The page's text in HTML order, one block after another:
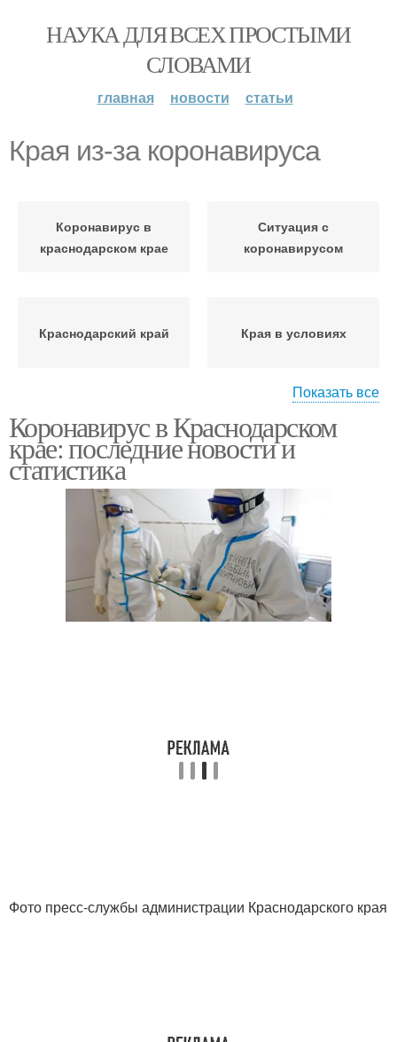
НАУКА ДЛЯ ВСЕХ ПРОСТЫМИ
СЛОВАМИ
главная новости статьи
Края из-за коронавируса
Коронавирус в
краснодарском крае
Ситуация с
коронавирусом
Краснодарский край Края в условиях
коронавирусом
Край в последние сутки
Краснодарские края Край для борьбы
Пациенты с
Борьба с
Показать все
Коронавирус в Краснодарском
крае: последние новости и
статистика
Фото пресс-службы администрации Краснодарского края